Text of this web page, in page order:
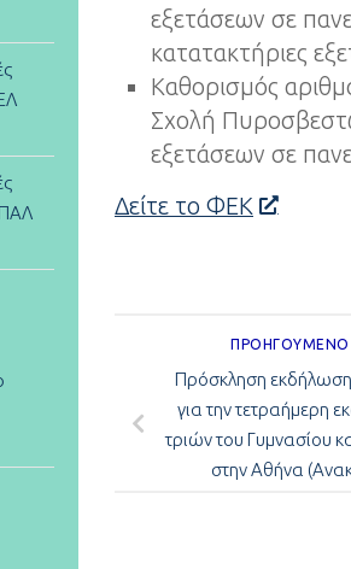
εξετάσεων σε
κατατακτήριες
Καθορισμός
Σχολή
εξετάσεων σε
Δείτε το ΦΕΚ
ΠΡΟΗΓΟΎΜΕΝΟ
Πρόσκληση
για την τετραήμερη
τριών του Γυμνασίου
στην Αθήνα